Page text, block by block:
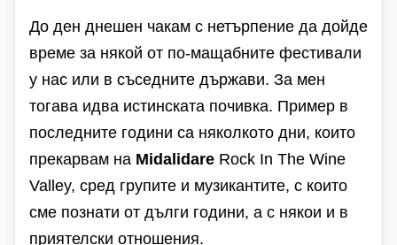
До ден днешен чакам с нетърпение да дойде
време за някой от по-мащабните фестивали
у нас или в съседните държави. За мен
тогава идва истинската почивка. Пример в
последните години са няколкото дни, които
прекарвам на Midalidare Rock In The Wine
Valley, сред групите и музикантите, с които
сме познати от дълги години, а с някои и в
приятелски отношения.